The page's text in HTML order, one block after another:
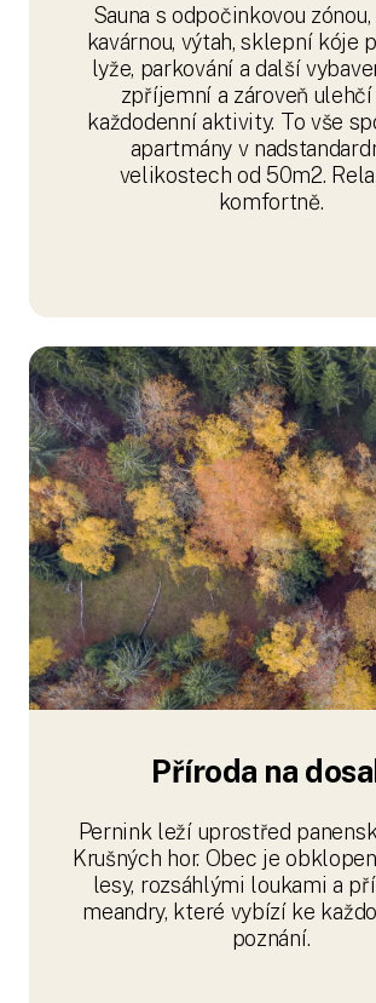
Sauna s odpočinkovou
kavárnou, výtah, sklepní kóje
lyže, parkování a další
zpříjemní a zároveň ulehčí
každodenní aktivity. To vše
apartmány v
velikostech od 50m2.
komfortně.
Příroda na
Pernink leží uprostřed
Krušných hor. Obec je
lesy, rozsáhlými loukami a
meandry, které vybízí ke
poznání.